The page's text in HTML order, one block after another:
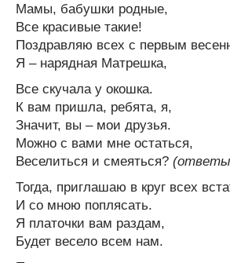
Мамы, бабушки родные,
Все красивые такие!
Поздравляю всех с первым
Я – нарядная Матрешка,
Все скучала у окошка.
К вам пришла, ребята, я,
Значит, вы – мои друзья.
Можно с вами мне остаться,
Веселиться и смеяться?
Тогда, приглашаю в круг всех
И со мною поплясать.
Я платочки вам раздам,
Будет весело всем нам.